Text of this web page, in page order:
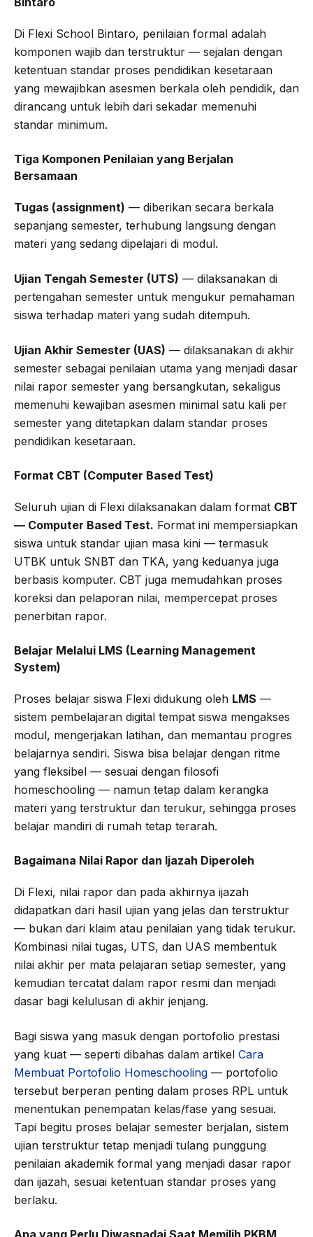
Di Flexi School Bintaro, penilaian formal adalah
komponen wajib dan terstruktur — sejalan dengan
ketentuan standar proses pendidikan kesetaraan
yang mewajibkan asesmen berkala oleh pendidik, dan
dirancang untuk lebih dari sekadar memenuhi
standar minimum.
Tiga Komponen Penilaian yang Berjalan
Bersamaan
Tugas (assignment) — diberikan secara berkala
sepanjang semester, terhubung langsung dengan
materi yang sedang dipelajari di modul.
Ujian Tengah Semester (UTS) — dilaksanakan di
pertengahan semester untuk mengukur pemahaman
siswa terhadap materi yang sudah ditempuh.
Ujian Akhir Semester (UAS) — dilaksanakan di akhir
semester sebagai penilaian utama yang menjadi dasar
nilai rapor semester yang bersangkutan, sekaligus
memenuhi kewajiban asesmen minimal satu kali per
semester yang ditetapkan dalam standar proses
pendidikan kesetaraan.
Format CBT (Computer Based Test)
Seluruh ujian di Flexi dilaksanakan dalam format CBT
— Computer Based Test. Format ini mempersiapkan
siswa untuk standar ujian masa kini — termasuk
UTBK untuk SNBT dan TKA, yang keduanya juga
berbasis komputer. CBT juga memudahkan proses
koreksi dan pelaporan nilai, mempercepat proses
penerbitan rapor.
Belajar Melalui LMS (Learning Management
System)
Proses belajar siswa Flexi didukung oleh LMS —
sistem pembelajaran digital tempat siswa mengakses
modul, mengerjakan latihan, dan memantau progres
belajarnya sendiri. Siswa bisa belajar dengan ritme
yang fleksibel — sesuai dengan filosofi
homeschooling — namun tetap dalam kerangka
materi yang terstruktur dan terukur, sehingga proses
belajar mandiri di rumah tetap terarah.
Bagaimana Nilai Rapor dan Ijazah Diperoleh
Di Flexi, nilai rapor dan pada akhirnya ijazah
didapatkan dari hasil ujian yang jelas dan terstruktur
— bukan dari klaim atau penilaian yang tidak terukur.
Kombinasi nilai tugas, UTS, dan UAS membentuk
nilai akhir per mata pelajaran setiap semester, yang
kemudian tercatat dalam rapor resmi dan menjadi
dasar bagi kelulusan di akhir jenjang.
Bagi siswa yang masuk dengan portofolio prestasi
yang kuat — seperti dibahas dalam artikel Cara
Membuat Portofolio Homeschooling — portofolio
tersebut berperan penting dalam proses RPL untuk
menentukan penempatan kelas/fase yang sesuai.
Tapi begitu proses belajar semester berjalan, sistem
ujian terstruktur tetap menjadi tulang punggung
penilaian akademik formal yang menjadi dasar rapor
dan ijazah, sesuai ketentuan standar proses yang
berlaku.
Apa yang Perlu Diwaspadai Saat Memilih PKBM